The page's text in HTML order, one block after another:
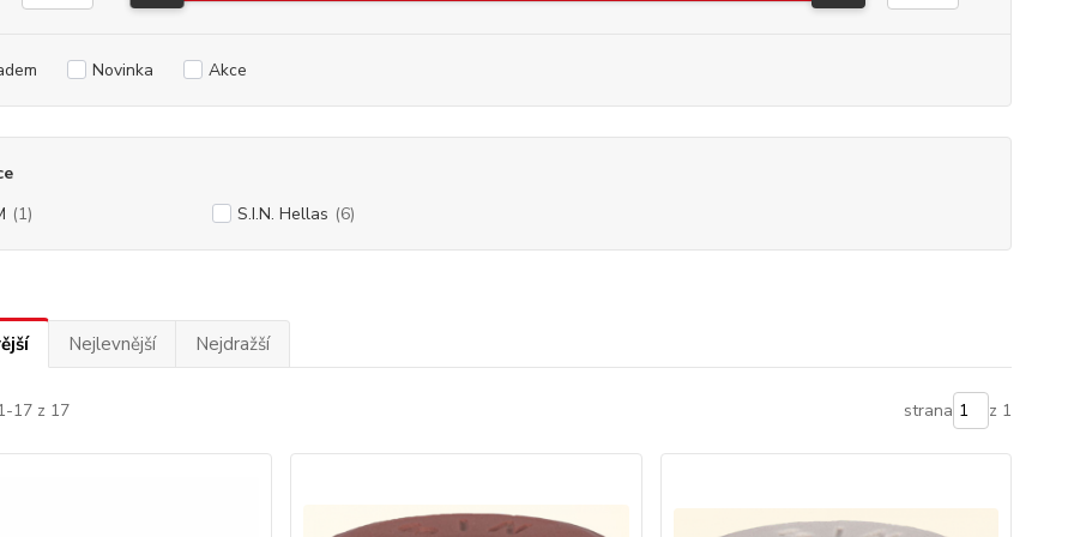
Novinka Akce
(1) S.I.N. Hellas (6)
Nejlevnější Nejdražší
17 z 17 strana z 1